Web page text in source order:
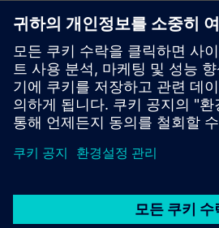
SiePortal - 온라인 샵
SIPROTEC 7SL82 온 사이트 포털
기술 문서, 펌웨어, 소프트웨어 애